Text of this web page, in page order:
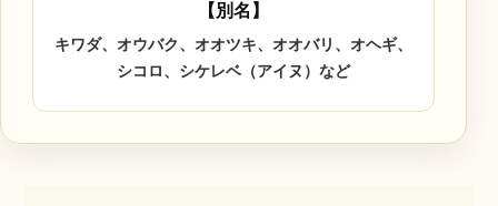
【別名】
キワダ、オウバク、オオツキ、オオバリ、オヘギ、
シコロ、シケレベ（アイヌ）など